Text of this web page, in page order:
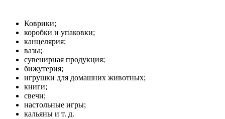
Коврики;
коробки и упаковки;
канцелярия;
вазы;
сувенирная продукция;
бижутерия;
игрушки для домашних животных;
книги;
свечи;
настольные игры;
кальяны и т. д.